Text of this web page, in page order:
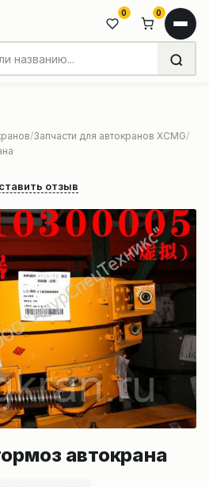
0 0
Запчасти для автокранов XCMG
отзыв
автокрана